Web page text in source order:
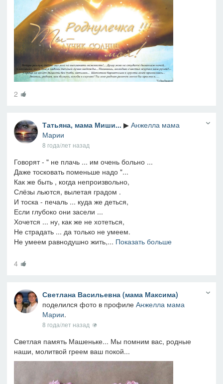
2
Татьяна, мама Миши... ▶ Анжелла мама
Марии
8 года/лет назад
Говорят - " не плачь ... им очень больно ...
Даже тосковать поменьше надо "...
Как же быть , когда непроизвольно,
Слёзы льются, вылетая градом .
И тоска - печаль ... куда же деться,
Если глубоко они засели ...
Хочется ... ну, как же не хотеться,
Не страдать ... да только не умеем.
Не умеем равнодушно жить,... Показать больше
4
Светлана Васильевна (мама Максима)
поделился фото в профиле Анжелла мама
Марии.
8 года/лет назад
Светлая память Машеньке... Мы помним вас, родные
наши, молитвой греем ваш покой...